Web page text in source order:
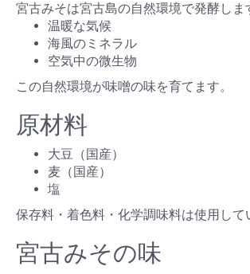
宮古みそは宮古島の自然環境で発酵しま
温暖な気候
海風のミネラル
空気中の微生物
この自然環境が味噌の味を育てます。
原材料
大豆（国産）
麦（国産）
塩
保存料・着色料・化学調味料は使用して
宮古みその味